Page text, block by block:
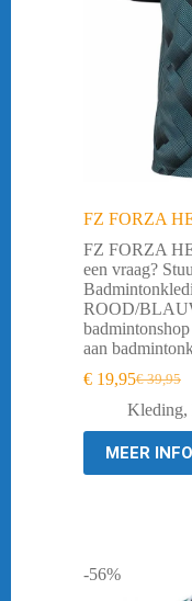
FZ FORZA
FZ FORZA
een vraag?
ROOD/
aan
€39,95
prijs
was:
€ 39,95.
€ 19,95Huidige
prijs
is:
€ 19,95.
Kleding,
MEER
-56%